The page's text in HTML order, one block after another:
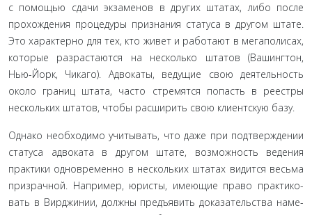
с помощью сдачи эк­заменов в других штатах, либо после
прохождения процедуры признания статуса в другом штате.
Это характерно для тех, кто живет и работают в мегаполисах,
которые разрастаются на не­сколько штатов (Вашингтон,
Нью-Йорк, Чикаго). Адвокаты, ведущие свою деятельность
около границ штата, часто стре­мятся попасть в реестры
нескольких штатов, чтобы расширить свою клиентскую базу.
Однако необходимо учитывать, что даже при подтверж­дении
статуса адвоката в другом штате, возможность ведения
практики одновременно в нескольких штатах видится весьма
призрачной. Например, юристы, имеющие право практико­
вать в Вирджинии, должны предъявить доказательства наме­